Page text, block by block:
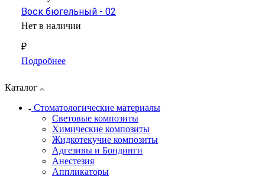
Воск бюгельный - 02
Нет в наличии
₽
Подробнее
Каталог
Стоматологические материалы
Световые композиты
Химические композиты
Жидкотекучие композиты
Адгезивы и Бондинги
Анестезия
Аппликаторы